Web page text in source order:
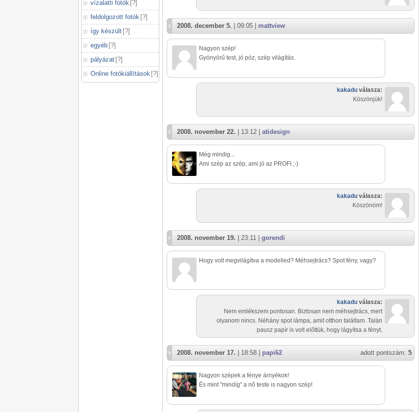
vízalatti fotók [?]
feldolgozott fotók [?]
így készült [?]
egyéb [?]
pályázat [?]
Online fotókiállítások [?]
2008. december 5. | 09:05 | mattview
Nagyon szép!
Gyönyörű test, jó póz, szép világítás.
kakadu válasza:
Köszönjük!
2008. november 22. | 13:12 | atidesign
Még mindig...
Ami szép az szép, ami jó az PROFI ;-)
kakadu válasza:
Köszönöm!
2008. november 19. | 23:11 | gorendi
Hogy volt megvilágítva a modelled? Méhsejtrács? Spot fény, vagy?
kakadu válasza:
Nem emlékszem pontosan. Biztosan nem méhsejtrács, mert
olyanom nincs. Néhány spot lámpa, amit otthon találtam. Talán
pausz papír is volt előttük, hogy lágyítsa a fényt.
adott pontszám: 5
2008. november 17. | 18:58 | papi62
Nagyon szépek a fénye árnyékok!
És mint "mindíg" a nő teste is nagyon szép!